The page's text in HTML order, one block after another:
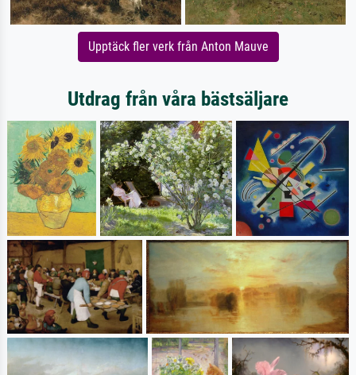
Upptäck fler verk från Anton Mauve
Utdrag från våra bästsäljare